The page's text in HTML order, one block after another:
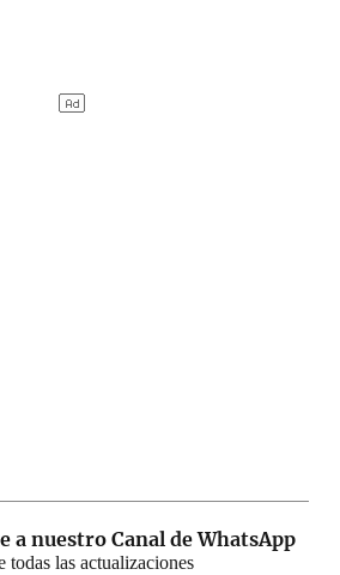
a nuestro Canal de WhatsApp
todas las actualizaciones